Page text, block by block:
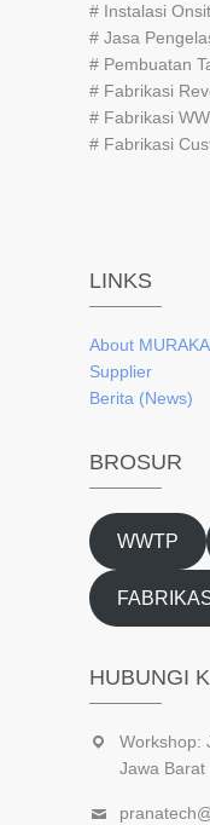
# Instalasi
# Jasa
# Pembuatan
# Fabrikasi
# Fabrikasi
# Fabrikasi
LINKS
About
Supplier
Berita (News)
BROSUR
WWTP
HUBUNGI
Workshop:
Jawa Barat